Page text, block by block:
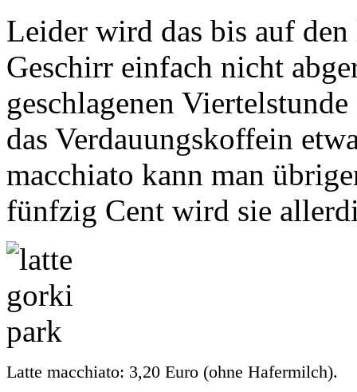
Leider wird das bis auf
Geschirr einfach nicht
geschlagenen
das Verdauungskoffein
macchiato kann man
fünfzig Cent wird sie
Latte macchiato: 3,20 Euro (ohne Hafermilch).